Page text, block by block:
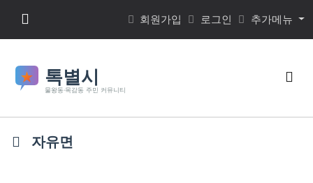
메뉴 버튼 회원가입 로그인 추가메뉴
검
자유면